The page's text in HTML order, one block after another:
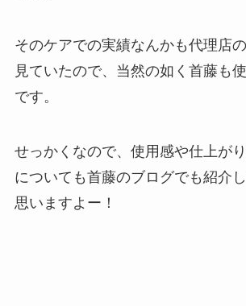
そのケアでの実績なんかも代理店
見ていたので、当然の如く首藤も
です。
せっかくなので、使用感や仕上が
についても首藤のブログでも紹介
思いますよー！